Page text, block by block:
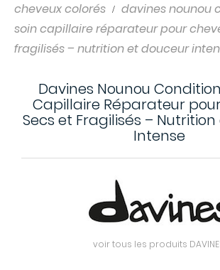
cheveux colorés
davines nounou
soin capillaire réparateur pour
fragilisés – nutrition et douceur
Davines Nounou
Capillaire Réparateur
Secs et Fragilisés –
Intense
voir tous les produits